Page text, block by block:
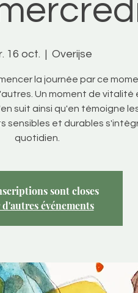
16 oct.
  |
Overijse
la journée par ce
Un moment de vitalité
suit ainsi qu'en témoigne
sensibles et durables
quotidien.
sont closes
événements